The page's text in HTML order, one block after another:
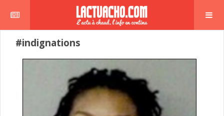
#indignations